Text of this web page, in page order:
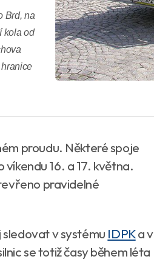
Brd, na
kola od
proudu. Některé spoje
16. a 17. května.
pravidelné
v systému IDPKa v
se totiž časy během léta